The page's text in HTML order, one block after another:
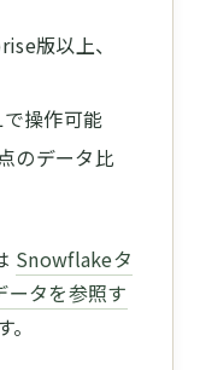
版以上、
操作可能
のデータ比
Snowflakeタ
ータを参照す